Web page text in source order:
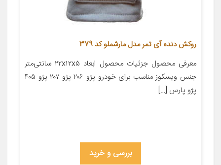
روکش دنده آی تمر مدل مارشملو کد 379
معرفی محصول جزئیات محصول ابعاد ۲۲x۱۲x۵ سانتی‌متر
جنس ویسکوز مناسب برای خودرو پژو ۲۰۶ پژو ۲۰۷ پژو ۴۰۵
پژو پارس […]
بررسی و خرید